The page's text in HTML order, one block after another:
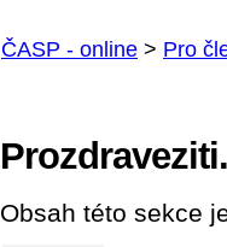
Obsah této sekce